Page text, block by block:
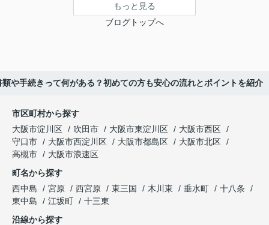
もっと見る
ブログトップへ
や手続きって何がある？初めての方も安心の流れとポイントを紹介
市区町村から探す
大阪市淀川区
吹田市 大阪市東淀川区
大阪市西区
守口市
大阪市西淀川区 大阪市都島区
大阪市北区
高槻市
大阪市浪速区
町名から探す
西中島
宮原 西宮原 東三国 木川東 垂水町
十八条
東中島
江坂町
十三東
沿線から探す